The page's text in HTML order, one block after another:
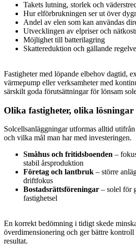
Takets lutning, storlek och
Hur elförbrukningen ser ut över
Andel av elen som kan användas
Utvecklingen av elpriser och
Möjlighet till batterilagring
Skattereduktion och gällande
Fastigheter med löpande elbehov dagtid,
värmepump eller verksamheter med
särskilt goda förutsättningar för lönsam
Olika fastigheter, olika lösningar
Solcellsanläggningar utformas alltid
och vilka mål man har med investeringen.
Småhus och fritidsboenden –
stabil årsproduktion
Företag och lantbruk – större
driftfokus
Bostadsrättsföreningar – solel för
fastighetsel
En korrekt bedömning i tidigt skede
överdimensionering och ger bättre
resultat.